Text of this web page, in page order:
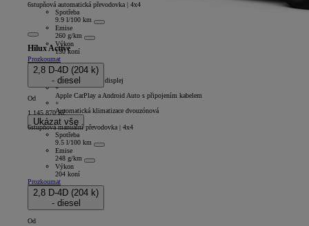
Hilux Active
Double Cab
+
8" multimediální displej
+
Apple CarPlay a Android Auto s připojením kabelem
+
Automatická klimatizace dvouzónová
Ukázat vše
6stupňová automatická převodovka | 4x4
Spotřeba
9.9 l/100 km
Emise
260 g/km
Výkon
150 koní
Prozkoumat
2,8 D-4D (204 k)
- diesel
Od
1 145 870 Kč
6stupňová manuální převodovka | 4x4
Spotřeba
9.5 l/100 km
Emise
248 g/km
Výkon
204 koní
Prozkoumat
2,8 D-4D (204 k)
- diesel
Od